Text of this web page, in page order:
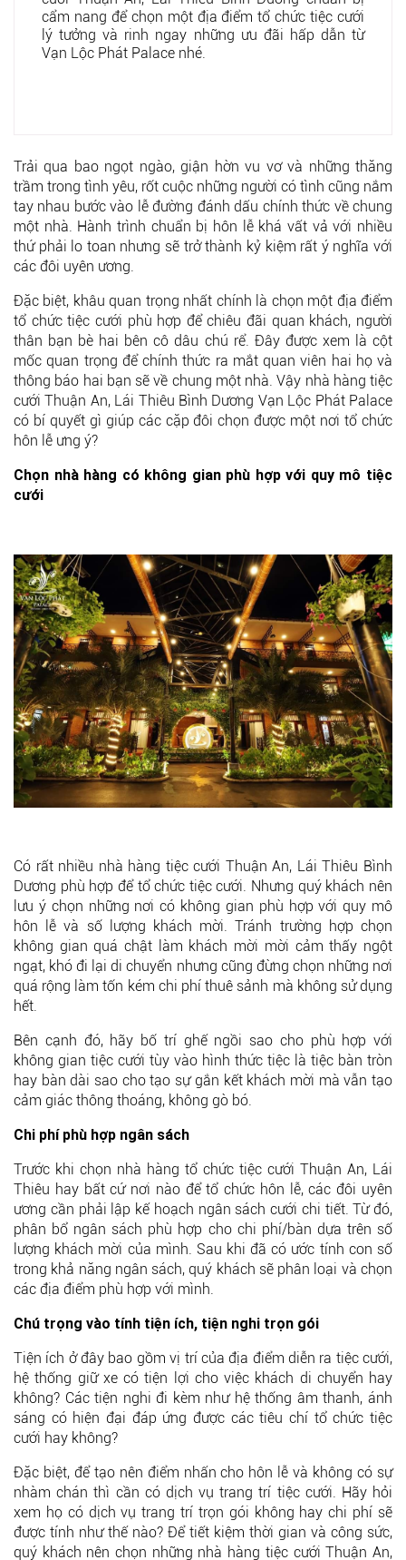
cẩm nang để chọn một địa điểm tổ chức tiệc cưới
lý tưởng và rinh ngay những ưu đãi hấp dẫn từ
Vạn Lộc Phát Palace nhé.
Trải qua bao ngọt ngào, giận hờn vu vơ và những thăng
trầm trong tình yêu, rốt cuộc những người có tình cũng nắm
tay nhau bước vào lễ đường đánh dấu chính thức về chung
một nhà. Hành trình chuẩn bị hôn lễ khá vất vả với nhiều
thứ phải lo toan nhưng sẽ trở thành kỷ kiệm rất ý nghĩa với
các đôi uyên ương.
Đặc biệt, khâu quan trọng nhất chính là chọn một địa điểm
tổ chức tiệc cưới phù hợp để chiêu đãi quan khách, người
thân bạn bè hai bên cô dâu chú rể. Đây được xem là cột
mốc quan trọng để chính thức ra mắt quan viên hai họ và
thông báo hai bạn sẽ về chung một nhà. Vậy nhà hàng tiệc
cưới Thuận An, Lái Thiêu Bình Dương Vạn Lộc Phát Palace
có bí quyết gì giúp các cặp đôi chọn được một nơi tổ chức
hôn lễ ưng ý?
Chọn nhà hàng có không gian phù hợp với quy mô tiệc
cưới
Có rất nhiều nhà hàng tiệc cưới Thuận An, Lái Thiêu Bình
Dương phù hợp để tổ chức tiệc cưới. Nhưng quý khách nên
lưu ý chọn những nơi có không gian phù hợp với quy mô
hôn lễ và số lượng khách mời. Tránh trường hợp chọn
không gian quá chật làm khách mời mời cảm thấy ngột
ngạt, khó đi lại di chuyển nhưng cũng đừng chọn những nơi
quá rộng làm tốn kém chi phí thuê sảnh mà không sử dụng
hết.
Bên cạnh đó, hãy bố trí ghế ngồi sao cho phù hợp với
không gian tiệc cưới tùy vào hình thức tiệc là tiệc bàn tròn
hay bàn dài sao cho tạo sự gắn kết khách mời mà vẫn tạo
cảm giác thông thoáng, không gò bó.
Chi phí phù hợp ngân sách
Trước khi chọn nhà hàng tổ chức tiệc cưới Thuận An, Lái
Thiêu hay bất cứ nơi nào để tổ chức hôn lễ, các đôi uyên
ương cần phải lập kế hoạch ngân sách cưới chi tiết. Từ đó,
phân bổ ngân sách phù hợp cho chi phí/bàn dựa trên số
lượng khách mời của mình. Sau khi đã có ước tính con số
trong khả năng ngân sách, quý khách sẽ phân loại và chọn
các địa điểm phù hợp với mình.
Chú trọng vào tính tiện ích, tiện nghi trọn gói
Tiện ích ở đây bao gồm vị trí của địa điểm diễn ra tiệc cưới,
hệ thống giữ xe có tiện lợi cho việc khách di chuyển hay
không? Các tiện nghi đi kèm như hệ thống âm thanh, ánh
sáng có hiện đại đáp ứng được các tiêu chí tổ chức tiệc
cưới hay không?
Đặc biệt, để tạo nên điểm nhấn cho hôn lễ và không có sự
nhàm chán thì cần có dịch vụ trang trí tiệc cưới. Hãy hỏi
xem họ có dịch vụ trang trí trọn gói không hay chi phí sẽ
được tính như thế nào? Để tiết kiệm thời gian và công sức,
quý khách nên chọn những nhà hàng tiệc cưới Thuận An,